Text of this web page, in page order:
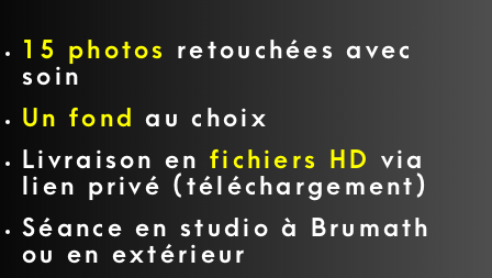
15 photos retouchées avec
soin
Un fond
au choix
Livraison en fichiers HD via
lien privé (téléchargement)
Séance en studio à Brumath
ou en extérieur